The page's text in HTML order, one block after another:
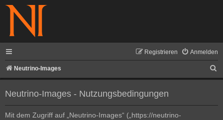
Anmelden
Registrieren
Neutrino-Images
u
Neutrino-Images - Nutzungsbedingungen
Mit dem Zugriff auf „Neutrino-Images“ („https://neutrino-